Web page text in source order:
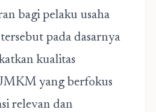
bagi pelaku usaha
pada dasarnya
kualitas
yang berfokus
relevan dan